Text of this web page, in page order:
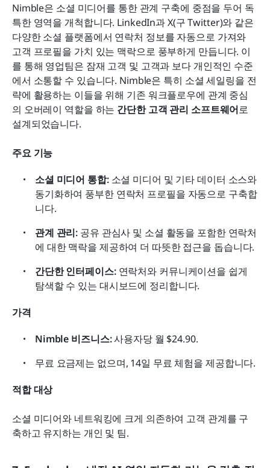
Nimble은 소셜 미디어를 통한 관계 구축에 중점을 두어 독
특한 영역을 개척합니다. LinkedIn과 X(구 Twitter)와 같은
다양한 소셜 플랫폼에서 연락처 정보를 자동으로 가져와
고객 프로필을 가치 있는 맥락으로 풍부하게 만듭니다. 이
를 통해 영업팀은 잠재 고객 및 고객과 보다 개인적인 수준
에서 소통할 수 있습니다. Nimble은 특히 소셜 세일링을 전
략에 활용하는 이들을 위해 기존 워크플로우에 관계 중심
의 오버레이 역할을 하는 간단한 고객 관리 소프트웨어로
설계되었습니다.
주요 기능
소셜 미디어 통합: 소셜 미디어 및 기타 데이터 소스와
동기화하여 풍부한 연락처 프로필을 자동으로 구축합
니다.
관계 관리: 공유 관심사 및 소셜 활동을 포함한 연락처
에 대한 맥락을 제공하여 더 따뜻한 접근을 돕습니다.
간단한 인터페이스: 연락처와 커뮤니케이션을 쉽게
탐색할 수 있는 대시보드에 정리합니다.
가격
Nimble 비즈니스: 사용자당 월 $24.90.
무료 요금제는 없으며, 14일 무료 체험을 제공합니다.
적합 대상
소셜 미디어와 네트워킹에 크게 의존하여 고객 관계를 구
축하고 유지하는 개인 및 팀.